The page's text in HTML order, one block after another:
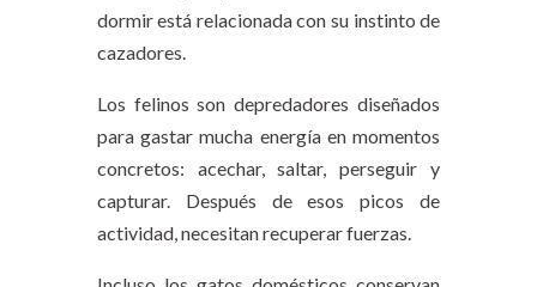
dormir está relacionada con su instinto de
cazadores.
Los felinos son depredadores diseñados
para gastar mucha energía en momentos
concretos: acechar, saltar, perseguir y
capturar. Después de esos picos de
actividad, necesitan recuperar fuerzas.